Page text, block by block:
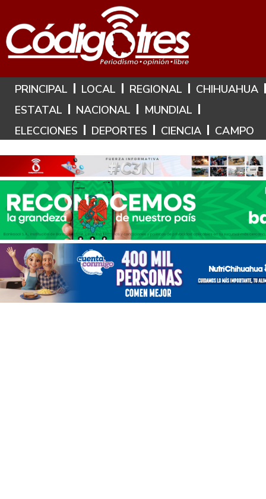
Hoy es: 7 de Agosto de 2026
PRINCIPAL LOCAL REGIONAL
CHIHUAHUA
ESTATAL
NACIONAL
MUNDIAL
ELECCIONES
DEPORTES CIENCIA CAMPO